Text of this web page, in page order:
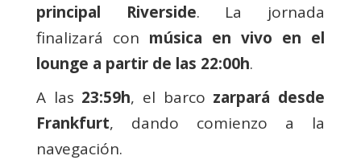
principal Riverside. La jornada
finalizará con música en vivo en el
lounge a partir de las 22:00h.
A las 23:59h, el barco zarpará desde
Frankfurt, dando comienzo a la
navegación.